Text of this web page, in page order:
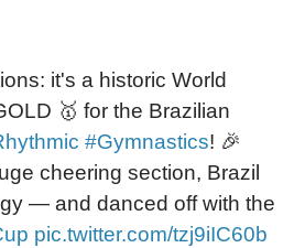
it's a historic World
🥇 for the Brazilian
#Gymnastics! 🎉
cheering section, Brazil
— and danced off with the
pic.twitter.com/tzj9iIC60b